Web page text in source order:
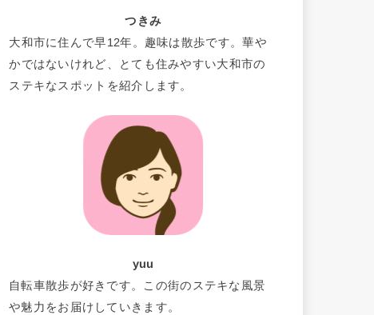
つきみ
大和市に住んで早12年。趣味は散歩です。華や
かではないけれど、とても住みやすい大和市の
ステキなスポットを紹介します。
yuu
自転車散歩が好きです。この街のステキな風景
や魅力をお届けしていきます。